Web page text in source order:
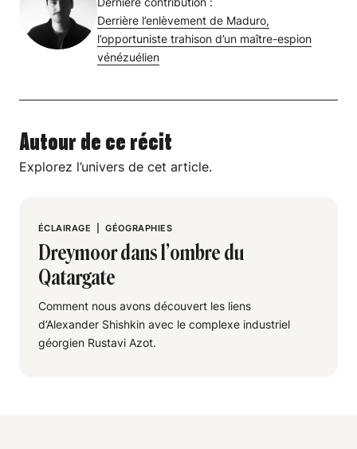
Derrière l’enlèvement de Maduro,
l’opportuniste trahison d’un maître-espion
vénézuélien
Autour de ce récit
Explorez l’univers de cet article.
ÉCLAIRAGE |GÉOGRAPHIES
Dreymoor dans l’ombre du
Qatargate
Comment nous avons découvert les liens
d’Alexander Shishkin avec le complexe industriel
géorgien Rustavi Azot.